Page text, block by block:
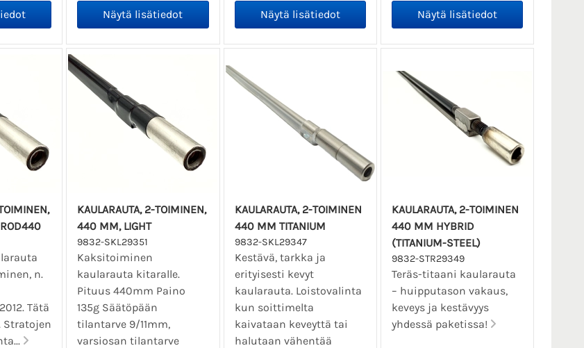
n.
Tätä
Stratojen
KAULARAUTA, 2-TOIMINEN,
440 MM, LIGHT
9832-SKL29351
Kaksitoiminen
kaularauta kitaralle.
Pituus 440mm Paino
135g Säätöpään
tilantarve 9/11mm,
varsiosan tilantarve
KAULARAUTA, 2-TOIMINEN
440 MM TITANIUM
9832-SKL29347
Kestävä, tarkka ja
erityisesti kevyt
kaularauta. Loistovalinta
kun soittimelta
kaivataan keveyttä tai
halutaan vähentää
KAULARAUTA, 2-TOIMINEN
440 MM HYBRID
(TITANIUM-STEEL)
9832-STR29349
Teräs-titaani kaularauta
– huipputason vakaus,
keveys ja kestävyys
yhdessä paketissa!